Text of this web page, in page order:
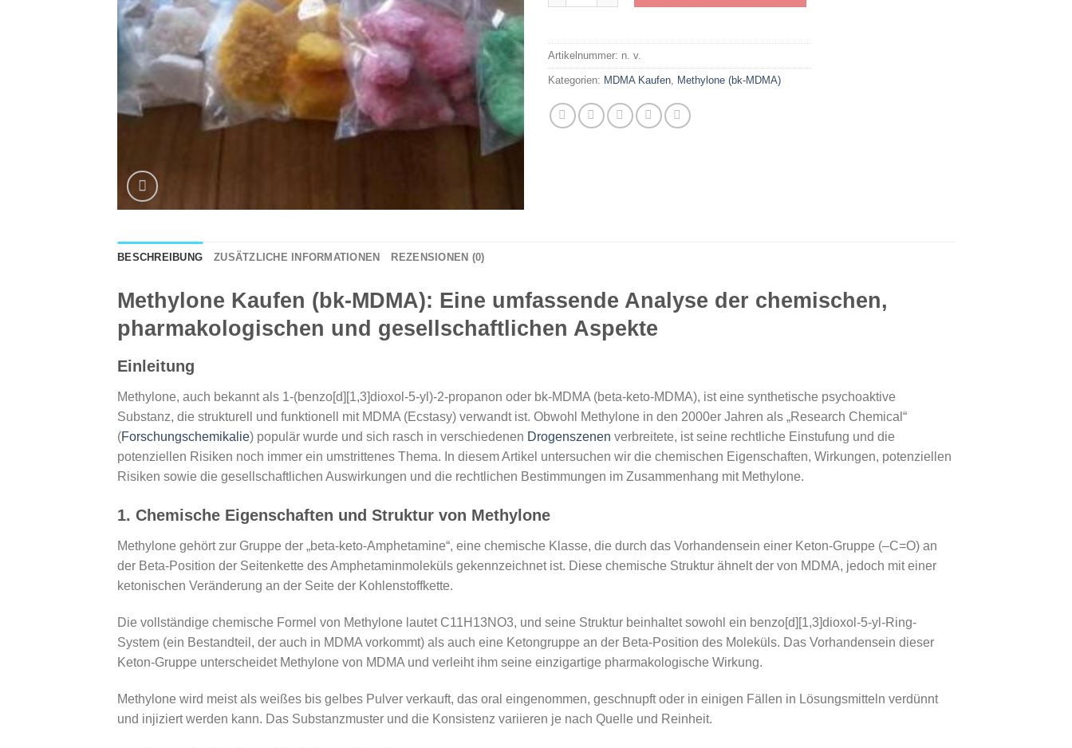
Artikelnummer: n. v.
Kategorien: MDMA Kaufen Methylone (bk-MDMA)
BESCHREIBUNG ZUSÄTZLICHE INFORMATIONEN REZENSIONEN (0)
Methylone Kaufen (bk-MDMA): Eine umfassende Analyse der chemischen,
pharmakologischen und gesellschaftlichen Aspekte
Einleitung
Methylone, auch bekannt als 1-(benzo[d][1,3]dioxol-5-yl)-2-propanon oder bk-MDMA (beta-keto-MDMA), ist eine synthetische psychoaktive
Substanz, die strukturell und funktionell mit MDMA (Ecstasy) verwandt ist. Obwohl Methylone in den 2000er Jahren als „Research Chemical“
(Forschungschemikalie) populär wurde und sich rasch in verschiedenen Drogenszenen verbreitete, ist seine rechtliche Einstufung und die
potenziellen Risiken noch immer ein umstrittenes Thema. In diesem Artikel untersuchen wir die chemischen Eigenschaften, Wirkungen, potenziellen
Risiken sowie die gesellschaftlichen Auswirkungen und die rechtlichen Bestimmungen im Zusammenhang mit Methylone.
1. Chemische Eigenschaften und Struktur von Methylone
Methylone gehört zur Gruppe der „beta-keto-Amphetamine“, eine chemische Klasse, die durch das Vorhandensein einer Keton-Gruppe (–C=O) an
der Beta-Position der Seitenkette des Amphetaminmoleküls gekennzeichnet ist. Diese chemische Struktur ähnelt der von MDMA, jedoch mit einer
ketonischen Veränderung an der Seite der Kohlenstoffkette.
Die vollständige chemische Formel von Methylone lautet C11H13NO3, und seine Struktur beinhaltet sowohl ein benzo[d][1,3]dioxol-5-yl-Ring-
System (ein Bestandteil, der auch in MDMA vorkommt) als auch eine Ketongruppe an der Beta-Position des Moleküls. Das Vorhandensein dieser
Keton-Gruppe unterscheidet Methylone von MDMA und verleiht ihm seine einzigartige pharmakologische Wirkung.
Methylone wird meist als weißes bis gelbes Pulver verkauft, das oral eingenommen, geschnupft oder in einigen Fällen in Lösungsmitteln verdünnt
und injiziert werden kann. Das Substanzmuster und die Konsistenz variieren je nach Quelle und Reinheit.